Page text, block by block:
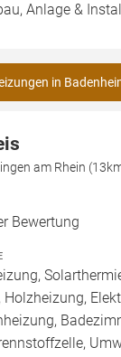
Anlage &
in
am Rhein
Bewertung
Holzheizung,